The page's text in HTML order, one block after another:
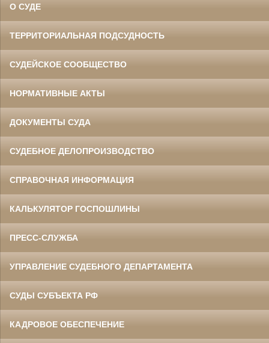
О СУДЕ
ТЕРРИТОРИАЛЬНАЯ ПОДСУДНОСТЬ
СУДЕЙСКОЕ СООБЩЕСТВО
НОРМАТИВНЫЕ АКТЫ
ДОКУМЕНТЫ СУДА
СУДЕБНОЕ ДЕЛОПРОИЗВОДСТВО
СПРАВОЧНАЯ ИНФОРМАЦИЯ
КАЛЬКУЛЯТОР ГОСПОШЛИНЫ
ПРЕСС-СЛУЖБА
УПРАВЛЕНИЕ СУДЕБНОГО ДЕПАРТАМЕНТА
СУДЫ СУБЪЕКТА РФ
КАДРОВОЕ ОБЕСПЕЧЕНИЕ